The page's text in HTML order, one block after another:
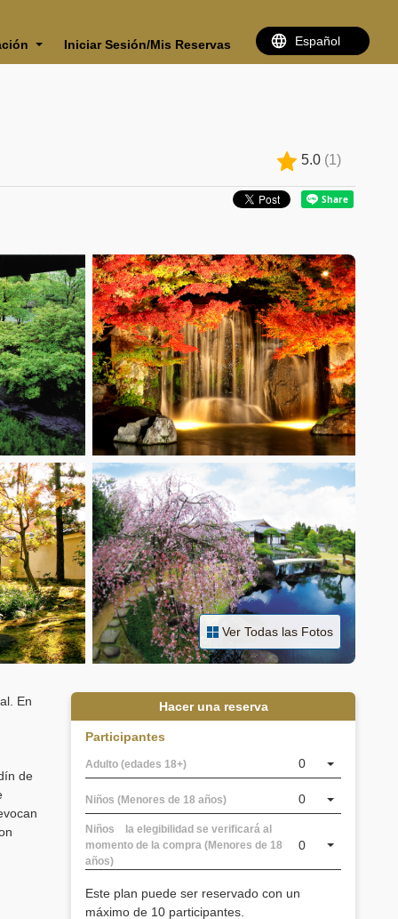
Iniciar Sesión/Mis Reservas
5.0 (1 )
Ver Todas las Fotos
En
de
Hacer una reserva
Participantes
Adulto (edades 18+) 0
Niños (Menores de 18 años) 0
Niños la elegibilidad se verificará al
momento de la compra (Menores de 18
años)
0
Este plan puede ser reservado con un
máximo de 10 participantes.